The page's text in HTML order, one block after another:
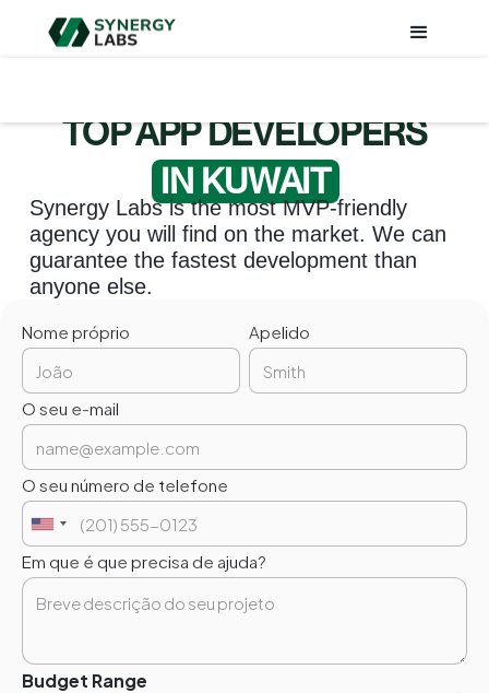
TOP APP DEVELOPERS
IN KUWAIT
Synergy Labs is the most MVP-friendly
agency you will find on the market. We can
guarantee the fastest development than
anyone else.
Nome próprio Apelido
O seu e-mail
O seu número de telefone
Em que é que precisa de ajuda?
Budget Range